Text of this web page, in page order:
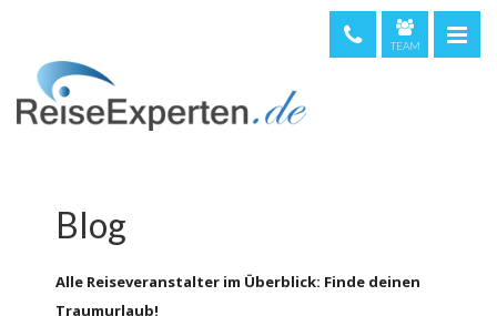
TEAM
Blog
Alle Reiseveranstalter im Überblick: Finde deinen
Traumurlaub!